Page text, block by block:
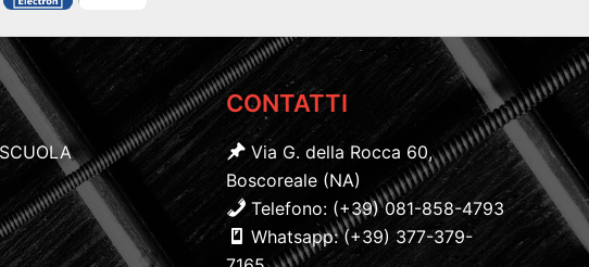
CONTATTI
Via G. della Rocca 60,
Boscoreale (NA)
Telefono: (+39) 081-858-4793
Whatsapp: (+39) 377-379-